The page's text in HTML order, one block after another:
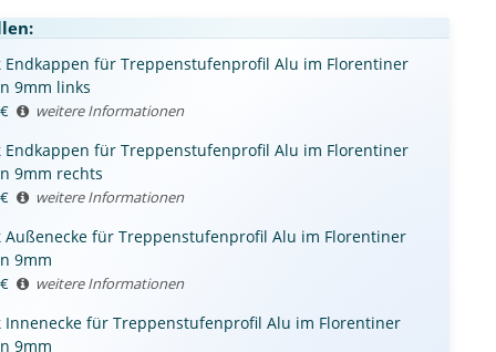
Endkappen für Treppenstufenprofil Alu im Florentiner
9mm links
€ weitere Informationen
Endkappen für Treppenstufenprofil Alu im Florentiner
9mm rechts
€ weitere Informationen
Außenecke für Treppenstufenprofil Alu im Florentiner
9mm
€ weitere Informationen
Innenecke für Treppenstufenprofil Alu im Florentiner
9mm